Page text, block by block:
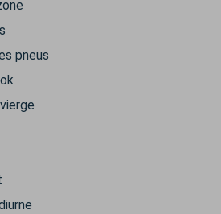
pneus